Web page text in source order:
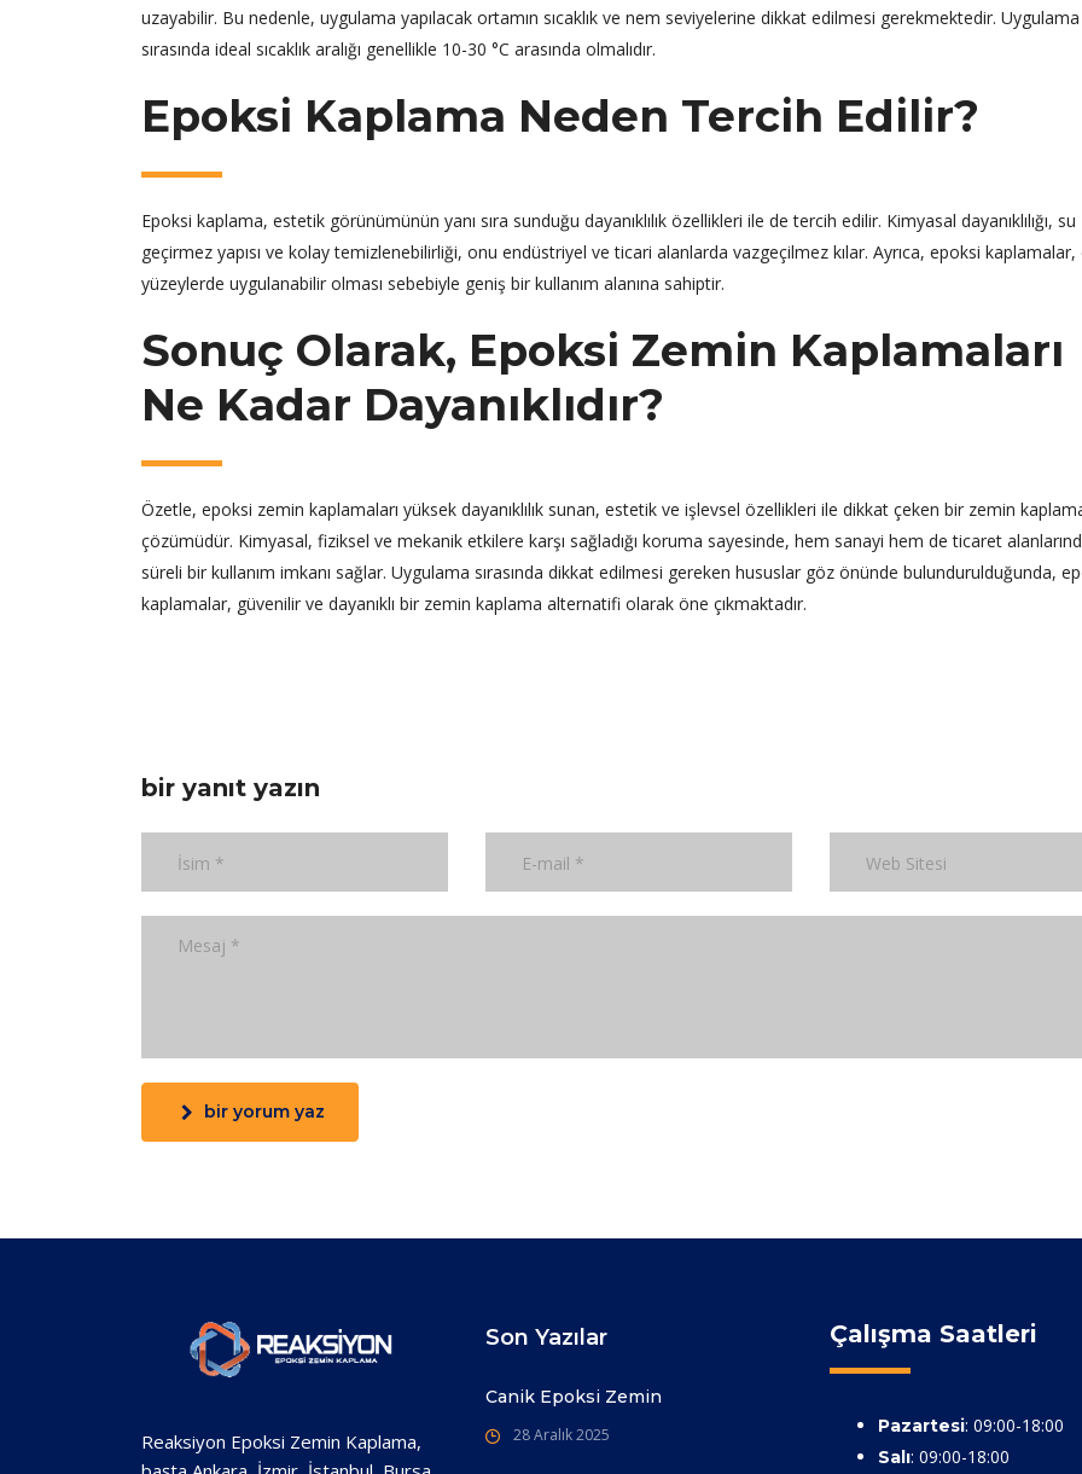
uzayabilir. Bu nedenle, uygulama yapılacak ortamın sıcaklık ve nem seviyelerine dikkat edilmesi gerekmektedir. Uygulama
sırasında ideal sıcaklık aralığı genellikle 10-30 °C arasında olmalıdır.
Epoksi Kaplama Neden Tercih Edilir?
Epoksi kaplama, estetik görünümünün yanı sıra sunduğu dayanıklılık özellikleri ile de tercih edilir. Kimyasal dayanıklılığı, su
geçirmez yapısı ve kolay temizlenebilirliği, onu endüstriyel ve ticari alanlarda vazgeçilmez kılar. Ayrıca, epoksi kaplamalar,
yüzeylerde uygulanabilir olması sebebiyle geniş bir kullanım alanına sahiptir.
Sonuç Olarak, Epoksi Zemin Kaplamaları
Ne Kadar Dayanıklıdır?
Özetle, epoksi zemin kaplamaları yüksek dayanıklılık sunan, estetik ve işlevsel özellikleri ile dikkat çeken bir zemin
çözümüdür. Kimyasal, fiziksel ve mekanik etkilere karşı sağladığı koruma sayesinde, hem sanayi hem de ticaret
süreli bir kullanım imkanı sağlar. Uygulama sırasında dikkat edilmesi gereken hususlar göz önünde bulundurulduğunda,
kaplamalar, güvenilir ve dayanıklı bir zemin kaplama alternatifi olarak öne çıkmaktadır.
bir yanıt yazın
bir yorum yaz
Reaksiyon Epoksi Zemin Kaplama,
Son Yazılar
Canik Epoksi Zemin
28 Aralık 2025
Çalışma Saatleri
Pazartesi: 09:00-18:00
Salı: 09:00-18:00